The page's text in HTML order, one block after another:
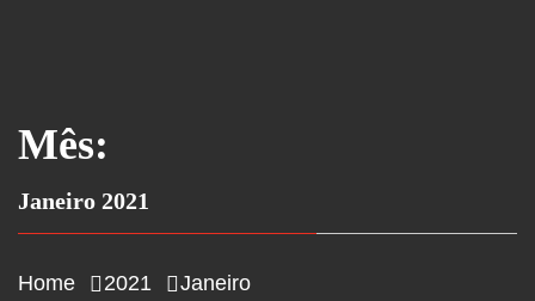
Mês:
Janeiro 2021
Home 2021 Janeiro